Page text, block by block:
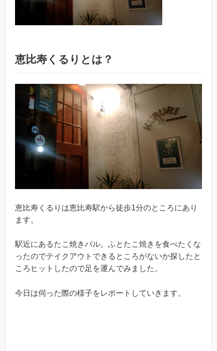
恵比寿くるりとは？
恵比寿くるりは恵比寿駅から徒歩1分のところにあり
ます。
駅近にあるたこ焼きバル。ふとたこ焼きを食べたくな
ったのでテイクアウトできるところがないか探したと
ころヒットしたので足を運んでみました。
今日は伺った際の様子をレポートしていきます。